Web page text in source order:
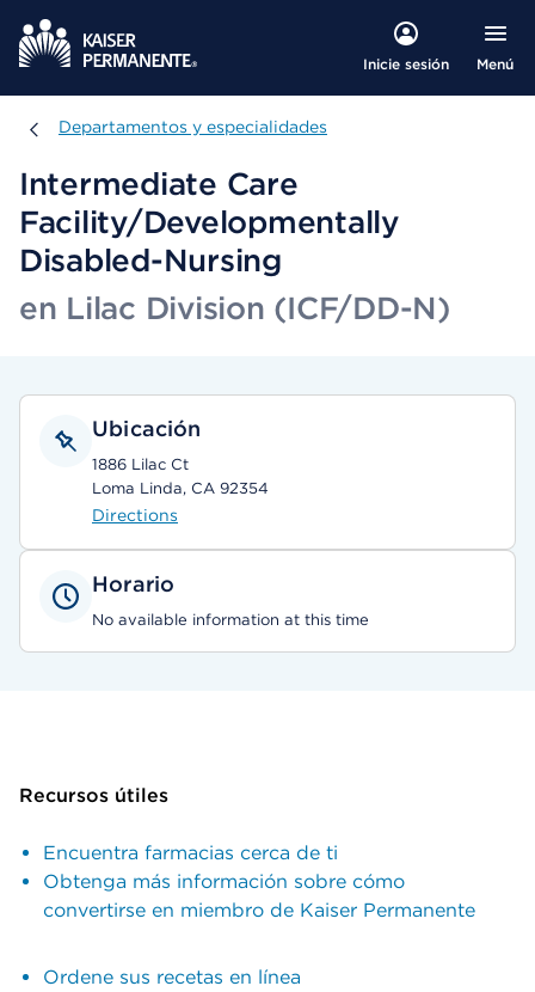
Inicie sesión Menú
Departamentos y especialidades
Departamentos y especialidades
Intermediate Care
Facility/Developmentally
Disabled-Nursing
en Lilac Division (ICF/DD-N)
Ubicación
1886 Lilac Ct
Loma Linda, CA 92354
Directions
Horario
No available information at this time
Recursos útiles
Encuentra farmacias cerca de ti
Obtenga más información sobre cómo
convertirse en miembro de Kaiser Permanente
Ordene sus recetas en línea